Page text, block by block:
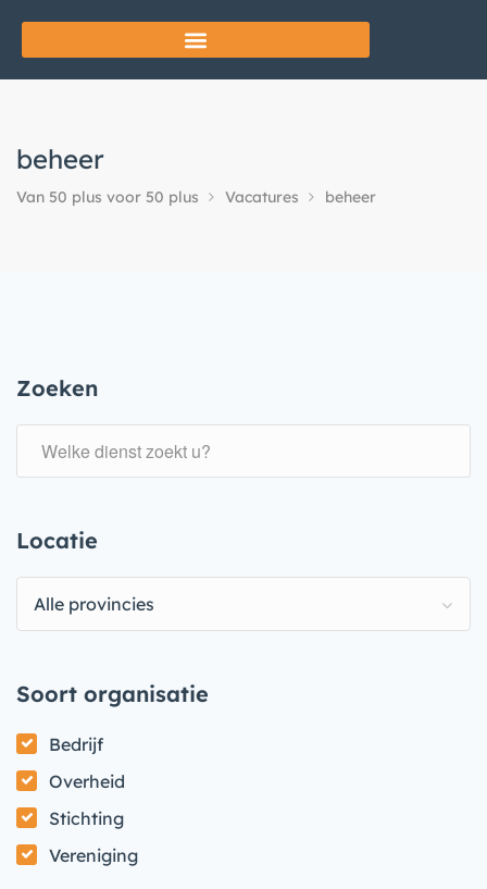
beheer
Van 50 plus voor 50 plus Vacatures beheer
Zoeken
Locatie
Alle provincies
Soort organisatie
Bedrijf
Overheid
Stichting
Vereniging